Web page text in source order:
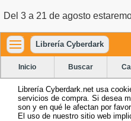
Del 3 a 21 de agosto
Librería Cyberdark
Inicio Buscar
Librería Cyberdark.net usa
servicios de compra. Si desea
son y en qué le afectan por
El uso de nuestro sitio web